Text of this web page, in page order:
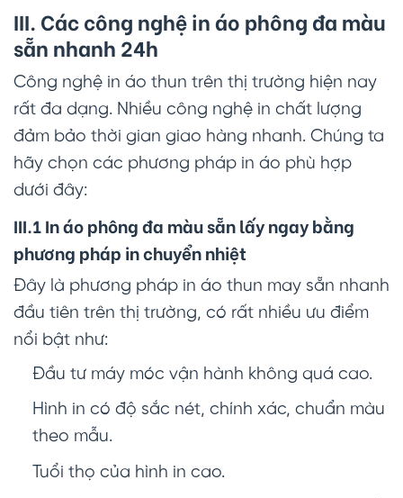
III. Các công nghệ ináo phông đa màu
sẵn nhanh 24h
Công nghệ in áo thun trên thị trường hiện nay
rất đa dạng. Nhiều công nghệ in chất lượng
đảm bảo thời gian giao hàng nhanh. Chúng ta
hãy chọn các phương pháp in áo phù hợp
dưới đây:
III.1 Ináo phông đa màu sẵnlấy ngay bằng
phương pháp in chuyển nhiệt
Đây là phương pháp in áo thun may sẵn nhanh
đầu tiên trên thị trường, có rất nhiều ưu điểm
nổi bật như:
Đầu tư máy móc vận hành không quá cao.
Hình in có độ sắc nét, chính xác, chuẩn màu
theo mẫu.
Tuổi thọ của hình in cao.